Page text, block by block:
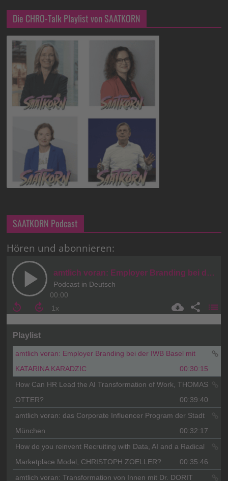
Die CHRO-Talk Playlist von SAATKORN
SAATKORN Podcast
Hören und abonnieren: